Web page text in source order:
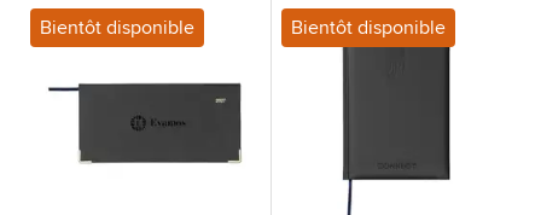
Bientôt disponible Bientôt disponible